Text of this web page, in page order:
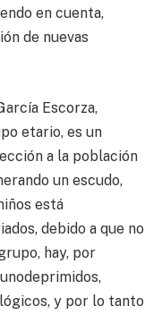
en cuenta,
de nuevas
Escorza,
etario, es un
a la población
un escudo,
está
debido a que no
hay, por
y por lo tanto